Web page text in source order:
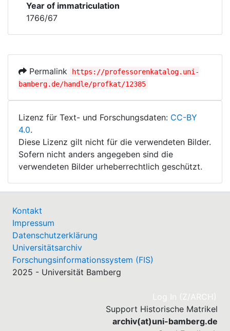
Year of immatriculation
1766/67
Permalink
https://professorenkatalog.uni-
bamberg.de/handle/profkat/12385
Lizenz für Text- und Forschungsdaten: CC-BY
4.0.
Diese Lizenz gilt nicht für die verwendeten Bilder.
Sofern nicht anders angegeben sind die
verwendeten Bilder urheberrechtlich geschützt.
Kontakt
Impressum
Datenschutzerklärung
Universitätsarchiv
Forschungsinformationssystem (FIS)
2025 - Universität Bamberg
Log In (Z/ARCH)
Support Historische Matrikel
archiv(at)uni-bamberg.de